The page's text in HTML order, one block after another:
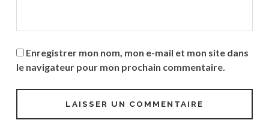
Enregistrer mon nom, mon e-mail et mon site dans
le navigateur pour mon prochain commentaire.